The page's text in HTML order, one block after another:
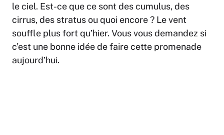
le ciel. Est-ce que ce sont des cumulus, des
cirrus, des stratus ou quoi encore ? Le vent
souffle plus fort qu’hier. Vous vous demandez si
c’est une bonne idée de faire cette promenade
aujourd’hui.